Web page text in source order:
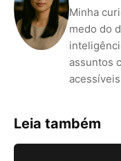
Minha
medo do
assuntos
Leia também